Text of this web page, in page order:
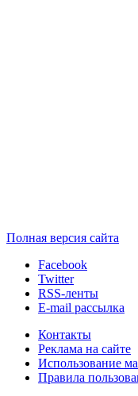
Полная версия сайта
Facebook
Twitter
RSS-ленты
E-mail рассылка
Контакты
Реклама на сайте
Использование
Правила